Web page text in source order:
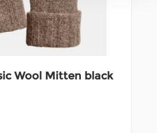
Wool Mitten black